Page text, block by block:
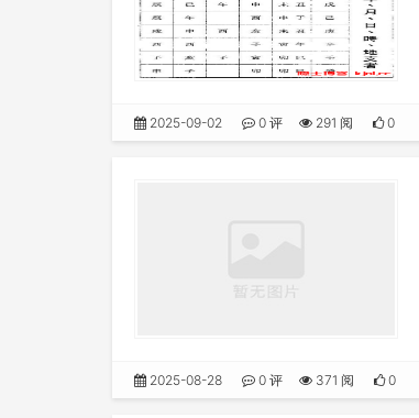
2025-09-02 0 评 291 阅 0
2025-08-28 0 评 371 阅 0